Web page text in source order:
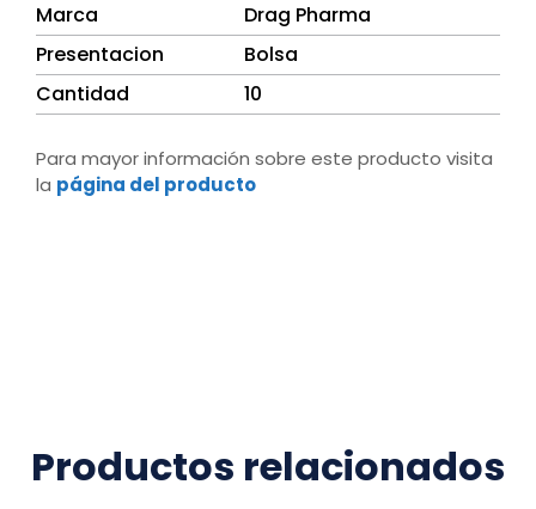
Marca
Drag Pharma
Presentacion
Bolsa
Cantidad
10
Para mayor información sobre este producto visita
la página del producto
Productos relacionados